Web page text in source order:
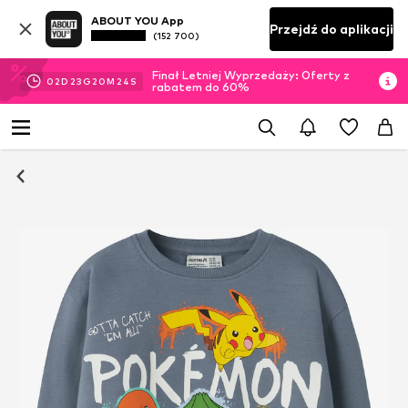
ABOUT YOU App
(152 700) Przejdź do aplikacji
02D 23 G 20M 24 S
Finał Letniej Wyprzedaży: Oferty z
rabatem do 60%